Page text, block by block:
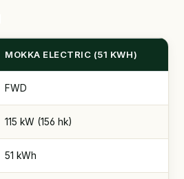
MOKKA ELECTRIC (51 KWH)
FWD
115 kW (156 hk)
51 kWh